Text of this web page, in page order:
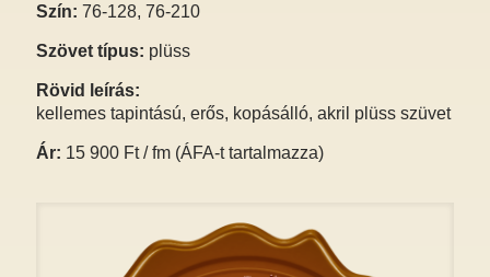
Szín: 76-128, 76-210
Szövet típus: plüss
Rövid leírás:
kellemes tapintású, erős, kopásálló, akril plüss szüvet
Ár: 15 900 Ft / fm (ÁFA-t tartalmazza)